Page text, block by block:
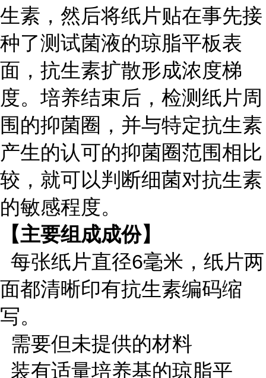
生素，然后将纸片贴在事先接
种了测试菌液的琼脂平板表
面，抗生素扩散形成浓度梯
度。培养结束后，检测纸片周
围的抑菌圈，并与特定抗生素
产生的认可的抑菌圈范围相比
较，就可以判断细菌对抗生素
的敏感程度。
【主要组成成份】
每张纸片直径6毫米，纸片两
面都清晰印有抗生素编码缩
写。
需要但未提供的材料
装有适量培养基的琼脂平